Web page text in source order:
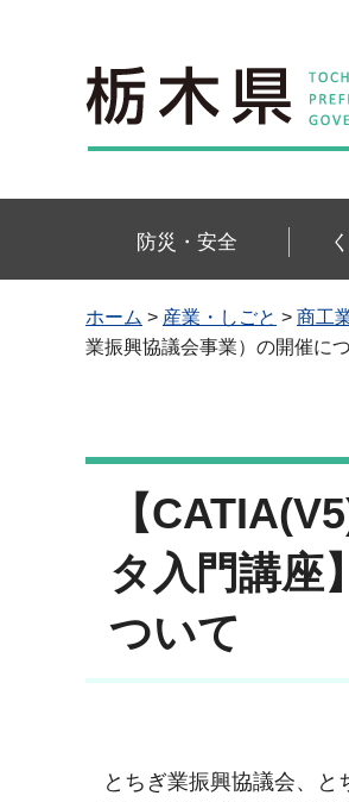
栃木県
防災・安全
ホーム > 産業・しごと > 商工
業振興協議会事業）の開催に
【
タ入門講座
ついて
とちぎ業振興協議会、と